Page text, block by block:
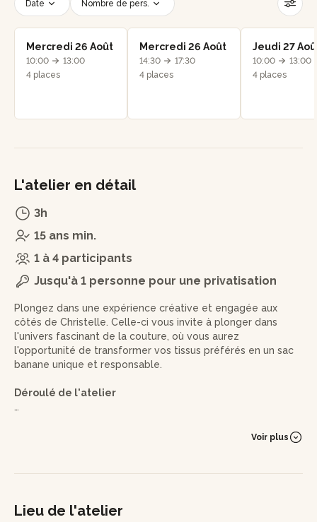
Date Nombre de pers.
Créneau horaire Réinitialiser les filtres
Mercredi 26 Août
10:00
13:00
4 places
Mercredi 26 Août
14:30
17:30
4 places
Jeudi 27
10:00
13:00
4 places
L'atelier en détail
3h
15 ans min.
1 à 4 participants
Jusqu'à 1 personne pour une privatisation
Plongez dans une expérience créative et engagée aux
côtés de Christelle. Celle-ci vous invite à plonger dans
l'univers fascinant de la couture, où vous aurez
l'opportunité de transformer vos tissus préférés en un sac
banane unique et responsable.
Déroulé de l'atelier
chaleureusement et vous présente le projet du jour :
patron et une fiche explicative détaillée pour vous
Voir plus
Lieu de l'atelier